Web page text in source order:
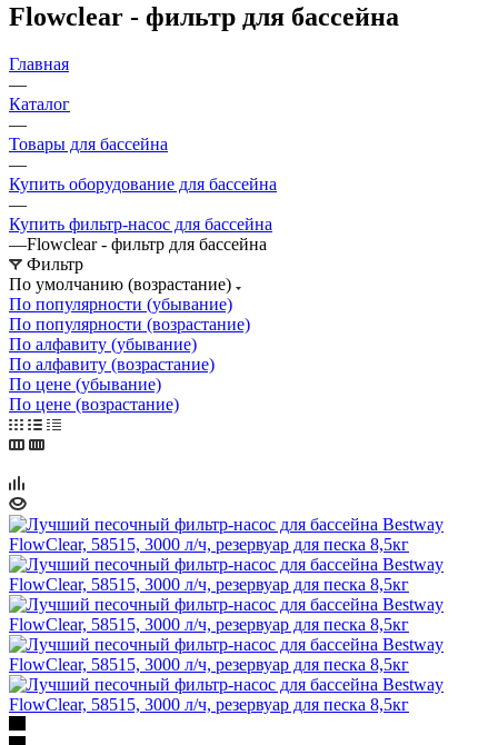
Flowclear - фильтр для бассейна
Главная
—
Каталог
—
Товары для бассейна
—
Купить оборудование для бассейна
—
Купить фильтр-насос для бассейна
—Flowclear - фильтр для бассейна
Фильтр
По умолчанию (возрастание)
По популярности (убывание)
По популярности (возрастание)
По алфавиту (убывание)
По алфавиту (возрастание)
По цене (убывание)
По цене (возрастание)